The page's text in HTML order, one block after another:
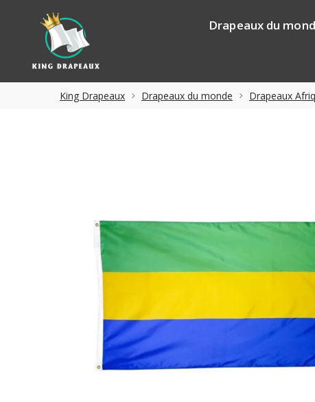
Drapeaux du
King Drapeaux Drapeaux du monde Drapeaux